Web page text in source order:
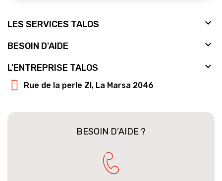
LES SERVICES TALOS 
BESOIN D'AIDE 
L'ENTREPRISE TALOS 
Rue de la perle ZI, La Marsa 2046
BESOIN D’AIDE ?